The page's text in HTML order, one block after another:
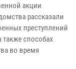
акции
рассказали
преступлений
способах
во время